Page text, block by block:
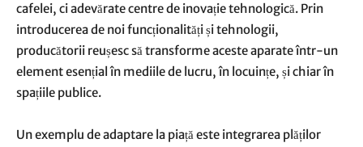
cafelei, ci adevărate centre de inovație tehnologică. Prin
introducerea de noi funcționalități și tehnologii,
producătorii reușesc să transforme aceste aparate într-un
element esențial în mediile de lucru, în locuințe, și chiar în
spațiile publice.
Un exemplu de adaptare la piață este integrarea plăților